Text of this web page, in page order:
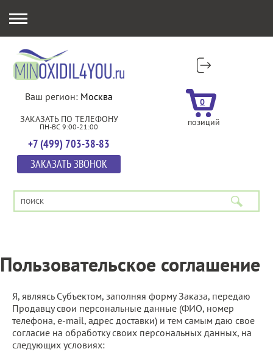
Ваш регион: Москва
ЗАКАЗАТЬ ПО ТЕЛЕФОНУ
ПН-ВС 9:00-21:00
+7 (499) 703-38-83
ЗАКАЗАТЬ ЗВОНОК
0
позиций
Пользовательское соглашение
Я, являясь Субъектом, заполняя форму Заказа, передаю
Продавцу свои персональные данные (ФИО, номер
телефона, e-mail, адрес доставки) и тем самым даю свое
согласие на обработку своих персональных данных, на
следующих условиях: